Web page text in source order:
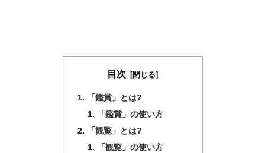
目次
「鑑賞」とは?
「鑑賞」の使い方
「観覧」とは?
「観覧」の使い方